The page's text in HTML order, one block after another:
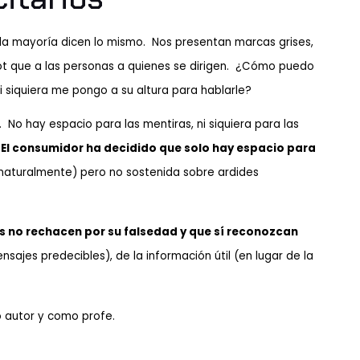
mayoría dicen lo mismo. Nos presentan marcas grises,
a las personas a quienes se dirigen. ¿Cómo puedo
me pongo a su altura para hablarle?
hay espacio para las mentiras, ni siquiera para las
El consumidor ha decidido que solo hay espacio para
pero no sostenida sobre ardides
no rechacen por su falsedad y que sí reconozcan
predecibles), de la información útil (en lugar de la
autor y como profe.